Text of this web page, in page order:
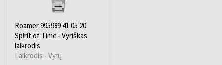
Roamer 995989 41 05 20
Spirit of Time - Vyriškas
laikrodis
Laikrodis - Vyrų